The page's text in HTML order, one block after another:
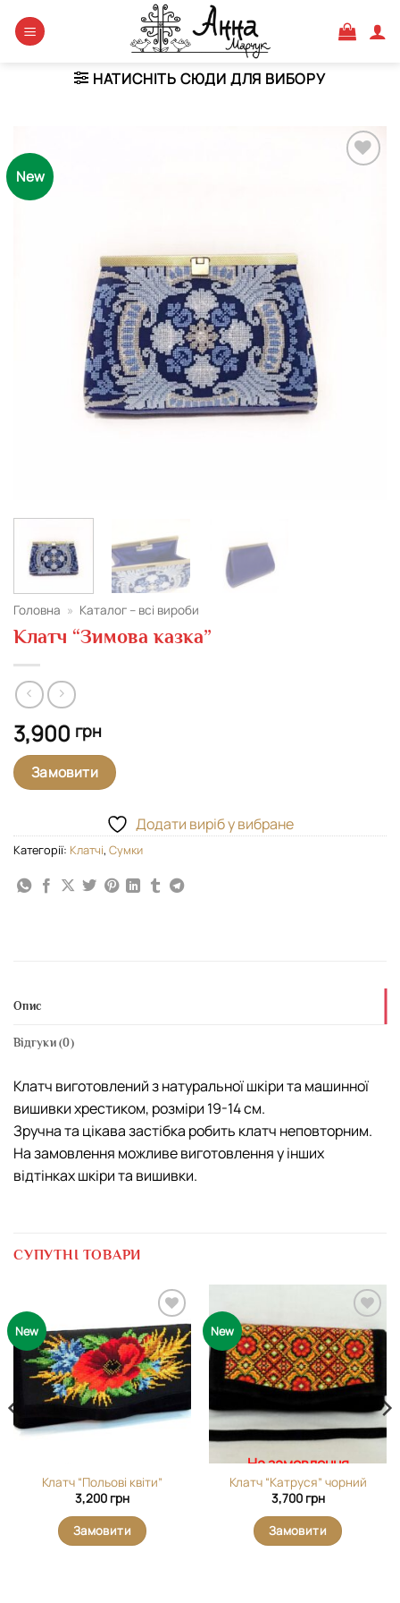
НАТИСНІТЬ СЮДИ ДЛЯ ВИБОРУ
New
Головна » Каталог – всі вироби
Клатч “Зимова казка”
3,900 грн
Замовити
Додати виріб у вибране
Категорії: Kлатчі, Сумки
Опис
Відгуки (0)
Клатч виготовлений з натуральної шкіри та машинної
вишивки хрестиком, розміри 19-14 см.
Зручна та цікава застібка робить клатч неповторним.
На замовлення можливе виготовлення у інших
відтінках шкіри та вишивки.
СУПУТНІ ТОВАРИ
New
Додати
виріб у
вибране
Клатч “Польові квіти”
3,200 грн
Замовити
New
Додати
виріб у
вибране
На замовлення
Клатч “Катруся” чорний
3,700 грн
Замовити